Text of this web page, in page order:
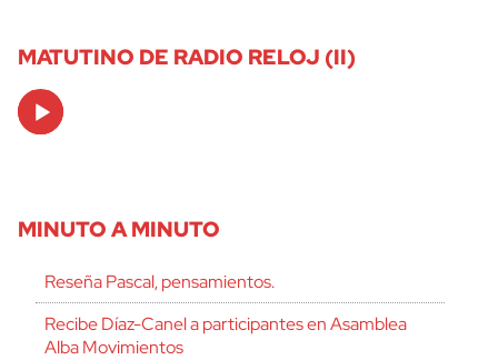
MATUTINO DE RADIO RELOJ (II)
Audio
Player
MINUTO A MINUTO
Reseña Pascal, pensamientos.
Recibe Díaz-Canel a participantes en Asamblea
Alba Movimientos